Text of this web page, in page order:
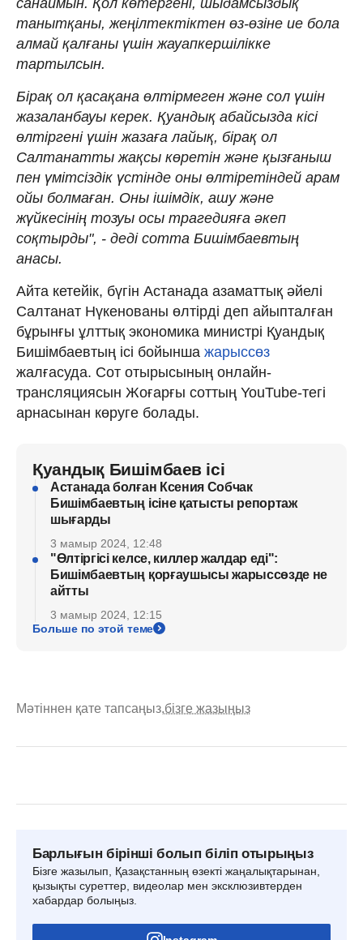
танытқаны, жеңілтектіктен өз-өзіне ие бола
алмай қалғаны үшін жауапкершілікке
тартылсын.
Бірақ ол қасақана өлтірмеген және сол үшін
жазаланбауы керек. Қуандық абайсызда кісі
өлтіргені үшін жазаға лайық, бірақ ол
Салтанатты жақсы көретін және қызғаныш
пен үмітсіздік үстінде оны өлтіретіндей арам
ойы болмаған. Оны ішімдік, ашу және
жүйкесінің тозуы осы трагедияға әкеп
соқтырды", - деді сотта Бишімбаевтың
анасы.
Айта кетейік, бүгін Астанада азаматтық әйелі
Салтанат Нүкенованы өлтірді деп айыпталған
бұрынғы ұлттық экономика министрі Қуандық
Бишімбаевтың ісі бойынша жарыссөз
жалғасуда. Сот отырысының онлайн-
трансляциясын Жоғарғы соттың YouTube-тегі
арнасынан көруге болады.
Қуандық Бишімбаев ісі
Астанада болған Ксения Собчак
Бишімбаевтың ісіне қатысты репортаж
шығарды
3 мамыр 2024, 12:48
"Өлтіргісі келсе, киллер жалдар еді":
Бишімбаевтың қорғаушысы жарыссөзде не
айтты
3 мамыр 2024, 12:15
Больше по этой теме
Мәтіннен қате тапсаңыз,бізге жазыңыз
Барлығын бірінші болып біліп отырыңыз
Бізге жазылып, Қазақстанның өзекті жаңалықтарынан,
қызықты суреттер, видеолар мен эксклюзивтерден
хабардар болыңыз.